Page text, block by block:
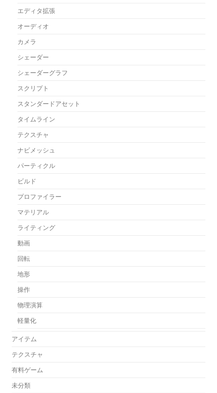
エディタ拡張
オーディオ
カメラ
シェーダー
シェーダーグラフ
スクリプト
スタンダードアセット
タイムライン
テクスチャ
ナビメッシュ
パーティクル
ビルド
プロファイラー
マテリアル
ライティング
動画
回転
地形
操作
物理演算
軽量化
アイテム
テクスチャ
有料ゲーム
未分類